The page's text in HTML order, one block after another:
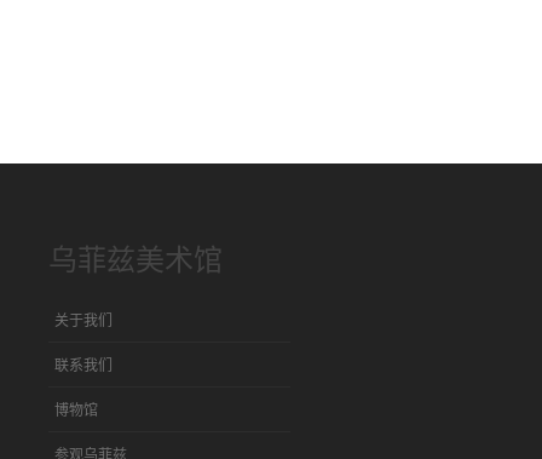
乌菲兹美术馆
关于我们
联系我们
博物馆